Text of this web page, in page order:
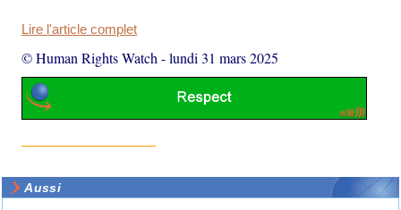
Lire l'article complet
© Human Rights Watch -lundi 31 mars 2025
Aussi